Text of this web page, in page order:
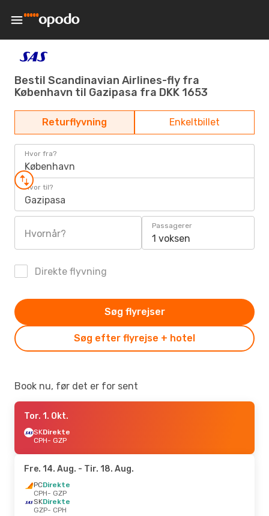
Bestil Scandinavian Airlines-fly fra
København til Gazipasa fra DKK 1653
Returflyvning Enkeltbillet
Hvor fra?
København
Hvor til?
Gazipasa
Hvornår?
Passagerer
1 voksen
Direkte flyvning
Søg efter flyrejse + hotel
Søg flyrejser
Book nu, før det er for sent
Tor. 1. Okt.
SKDirekte
CPH- GZP
Fre. 14. Aug. - Tir. 18. Aug.
PCDirekte
CPH- GZP
SKDirekte
GZP- CPH